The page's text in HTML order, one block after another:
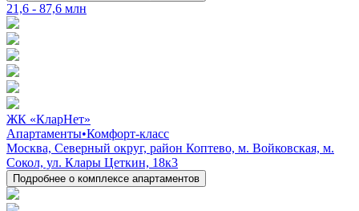
21,6 - 87,6 млн
ЖК «КларНет»
Апартаменты•Комфорт-класс
Москва, Северный округ, район Коптево, м. Войковская, м.
Сокол, ул. Клары Цеткин, 18к3
Подробнее о комплексе апартаментов